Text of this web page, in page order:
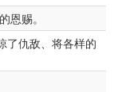
恩赐。
了仇敌、将各样的